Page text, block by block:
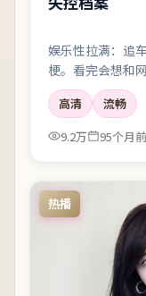
娱乐性拉满：追
梗。看完会想和
好爽」。
高清
流畅
9.2万
95个月前
热播